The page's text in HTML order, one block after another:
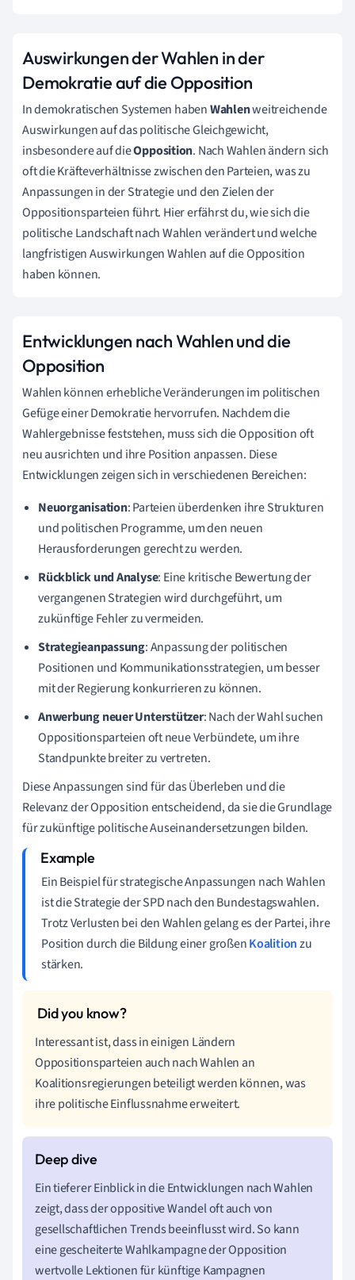
Auswirkungen der Wahlen in der
Demokratie auf die Opposition
In demokratischen Systemen habenWahlenweitreichende
Auswirkungen auf das politische Gleichgewicht,
insbesondere auf dieOpposition. Nach Wahlen ändern sich
oft die Kräfteverhältnisse zwischen den Parteien, was zu
Anpassungen in der Strategie und den Zielen der
Oppositionsparteien führt. Hier erfährst du, wie sich die
politische Landschaft nach Wahlen verändert und welche
langfristigen Auswirkungen Wahlen auf die Opposition
haben können.
Entwicklungen nach Wahlen und die
Opposition
Wahlen können erhebliche Veränderungen im politischen
Gefüge einer Demokratie hervorrufen. Nachdem die
Wahlergebnisse feststehen, muss sich die Opposition oft
neu ausrichten und ihre Position anpassen. Diese
Entwicklungen zeigen sich in verschiedenen Bereichen:
Neuorganisation: Parteien überdenken ihre Strukturen
und politischen Programme, um den neuen
Herausforderungen gerecht zu werden.
Rückblick und Analyse: Eine kritische Bewertung der
vergangenen Strategien wird durchgeführt, um
zukünftige Fehler zu vermeiden.
Strategieanpassung: Anpassung der politischen
Positionen und Kommunikationsstrategien, um besser
mit der Regierung konkurrieren zu können.
Anwerbung neuer Unterstützer: Nach der Wahl suchen
Oppositionsparteien oft neue Verbündete, um ihre
Standpunkte breiter zu vertreten.
Diese Anpassungen sind für das Überleben und die
Relevanz der Opposition entscheidend, da sie die Grundlage
für zukünftige politische Auseinandersetzungen bilden.
Ein Beispiel für strategische Anpassungen nach Wahlen
ist die Strategie der SPD nach den Bundestagswahlen.
Trotz Verlusten bei den Wahlen gelang es der Partei, ihre
Position durch die Bildung einer großenKoalitionzu
stärken.
Interessant ist, dass in einigen Ländern
Oppositionsparteien auch nach Wahlen an
Koalitionsregierungen beteiligt werden können, was
ihre politische Einflussnahme erweitert.
Ein tieferer Einblick in die Entwicklungen nach Wahlen
zeigt, dass der oppositive Wandel oft auch von
gesellschaftlichen Trends beeinflusst wird. So kann
eine gescheiterte Wahlkampagne der Opposition
wertvolle Lektionen für künftige Kampagnen